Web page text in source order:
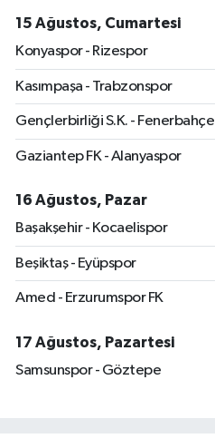
15 Ağustos, Cumartesi
Konyaspor - Rizespor
Kasımpaşa - Trabzonspor
Gençlerbirliği S.K. - Fenerbahçe
Gaziantep FK - Alanyaspor
16 Ağustos, Pazar
Başakşehir - Kocaelispor
Beşiktaş - Eyüpspor
Amed - Erzurumspor FK
17 Ağustos, Pazartesi
Samsunspor - Göztepe